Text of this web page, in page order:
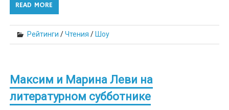
READ MORE
Рейтинги /Чтения / Шоу
Максим и Марина Леви на
литературном субботнике